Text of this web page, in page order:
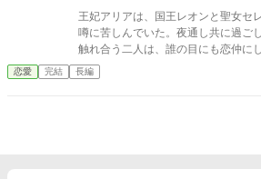
な日々を手に入れていく。そこで出
人の女性として彼女を尊重してくれ
方、都合よく尽くしてくれる妻を失
く自分が何を失ったのかを思い知ることになる
優先する婚約者との白い結婚に終止
王妃アリアは、国王レオンと聖女セ
噂に苦しんでいた。夜通し共に過ご
触れ合う二人は、誰の目にも恋仲にしか見えな
ンは「国を守るために必要なことだ
レナも王妃の席へ座り、妻のように
恋愛 完結 長編